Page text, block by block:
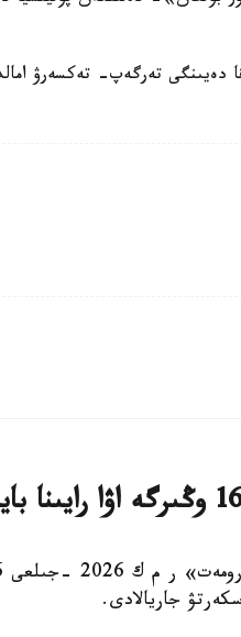
دەيىنگى تەرگەپ- تەكسەرۋ